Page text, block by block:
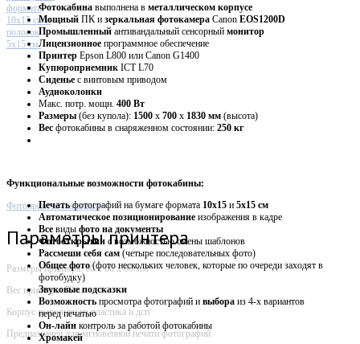
Фотопринтер Instargam
Параметры принтера
Размеры принтера: 60 х 60 х 60 мм
Вес принтера: 70 кг
Корпус выполнен из пластика и дсп
Предназначен для мгновенной печати фотографий
Фотокабина выполнена в металлическом корпусе
Мощный ПК и зеркальная фотокамера Canon EOS1200D
Промышленный антивандальный сенсорный монитор
Лицензионное программное обеспечение
Принтер Epson L800 или Canon G1400
Купюроприемник ICT L70
Сиденье с винтовым приводом
Аудиоколонки
Макс. потр. мощн. 400 Вт
Размеры (без купола): 1500 х 700 х 1830 мм (высота)
Вес фотокабины в снаряженном состоянии: 250 кг
Функциональные возможности фотокабины:
Печатьфотографий на бумаге формата 10х15 и 5х15 см
Автоматическое позиционирование изображения в кадре
Все виды фото на документы
Фотооткрытки с возможностью смены шаблонов
Рассмеши себя сам (четыре последовательных фото)
Общее фото(фото нескольких человек, которые по очереди заходят в
фотобудку)
Звуковыеподсказки
Возможность просмотра фотографий и выбора из 4-х вариантов
перед печатью
Он-лайн контроль за работой фотокабины
Хромакей